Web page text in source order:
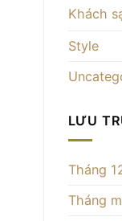
Khách
Style
LƯU
Tháng
Tháng